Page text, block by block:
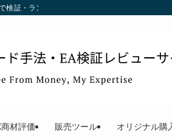
証・ランキング化している当サイトをご利用く
材評価 販売ツール オリジナル購